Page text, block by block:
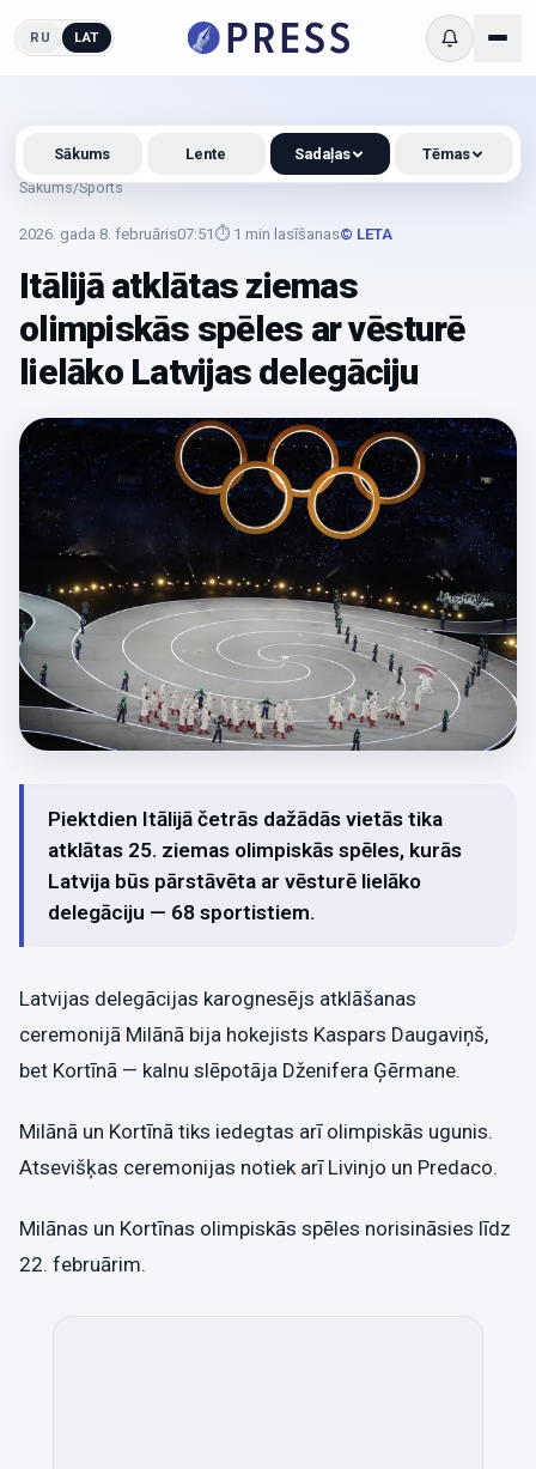
RU LAT
Sākums/Sports
2026. gada 8. februāris07:51 ⏱ 1 min lasīšanas© LETA
Itālijā atklātas ziemas
olimpiskās spēles ar vēsturē
lielāko Latvijas delegāciju
Piektdien Itālijā četrās dažādās vietās tika
atklātas 25. ziemas olimpiskās spēles, kurās
Latvija būs pārstāvēta ar vēsturē lielāko
delegāciju — 68 sportistiem.
Latvijas delegācijas karognesējs atklāšanas
ceremonijā Milānā bija hokejists Kaspars Daugaviņš,
bet Kortīnā — kalnu slēpotāja Dženifera Ģērmane.
Milānā un Kortīnā tiks iedegtas arī olimpiskās ugunis.
Atsevišķas ceremonijas notiek arī Livinjo un Predaco.
Milānas un Kortīnas olimpiskās spēles norisināsies līdz
22. februārim.
Sākums Lente Sadaļas Tēmas